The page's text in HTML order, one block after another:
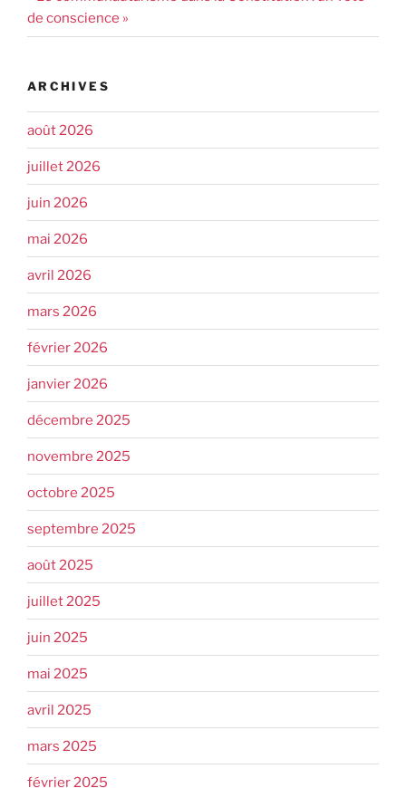
de conscience »
ARCHIVES
août 2026
juillet 2026
juin 2026
mai 2026
avril 2026
mars 2026
février 2026
janvier 2026
décembre 2025
novembre 2025
octobre 2025
septembre 2025
août 2025
juillet 2025
juin 2025
mai 2025
avril 2025
mars 2025
février 2025